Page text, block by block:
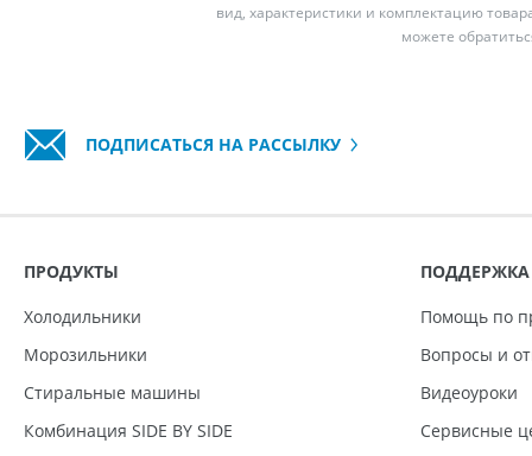
вид, характеристики и комплектацию
можете
ПОДПИСАТЬСЯ НА РАССЫЛКУ
ПРОДУКТЫ
Холодильники
Морозильники
Стиральные машины
Комбинация SIDE BY SIDE
ПОДДЕРЖКА
Помощь по
Вопросы и
Видеоуроки
Сервисные